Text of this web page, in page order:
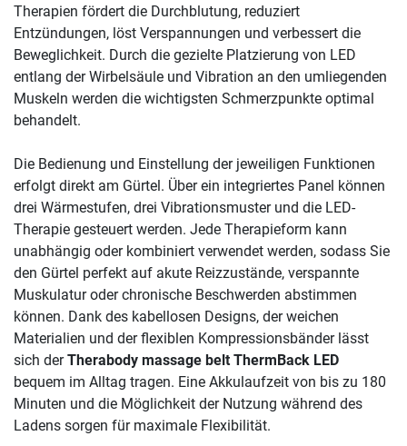
Therapien fördert die Durchblutung, reduziert
Entzündungen, löst Verspannungen und verbessert die
Beweglichkeit. Durch die gezielte Platzierung von LED
entlang der Wirbelsäule und Vibration an den umliegenden
Muskeln werden die wichtigsten Schmerzpunkte optimal
behandelt.
Die Bedienung und Einstellung der jeweiligen Funktionen
erfolgt direkt am Gürtel. Über ein integriertes Panel können
drei Wärmestufen, drei Vibrationsmuster und die LED-
Therapie gesteuert werden. Jede Therapieform kann
unabhängig oder kombiniert verwendet werden, sodass Sie
den Gürtel perfekt auf akute Reizzustände, verspannte
Muskulatur oder chronische Beschwerden abstimmen
können. Dank des kabellosen Designs, der weichen
Materialien und der flexiblen Kompressionsbänder lässt
sich derTherabody massage belt ThermBack LED
bequem im Alltag tragen. Eine Akkulaufzeit von bis zu 180
Minuten und die Möglichkeit der Nutzung während des
Ladens sorgen für maximale Flexibilität.